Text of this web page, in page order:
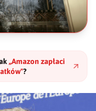
„Amazon zapłaci
"?